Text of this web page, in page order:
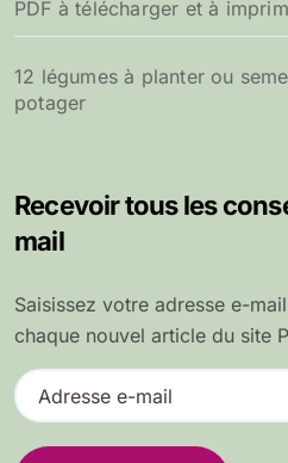
PDF à télécharger et à
12 légumes à planter ou
potager
Recevoir tous les
mail
Saisissez votre adresse e-
chaque nouvel article du site
A
d